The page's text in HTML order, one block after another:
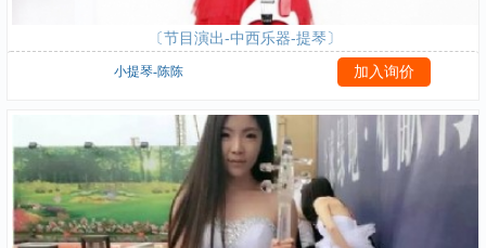
〔节目演出-中西乐器-提琴〕
小提琴-陈陈